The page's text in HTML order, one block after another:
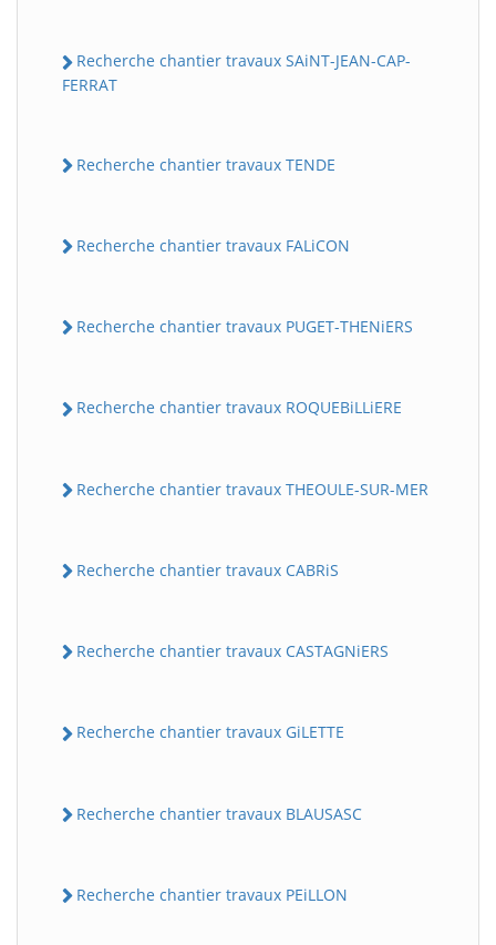
Recherche chantier travaux SAiNT-JEAN-CAP-
FERRAT
Recherche chantier travaux TENDE
Recherche chantier travaux FALiCON
Recherche chantier travaux PUGET-THENiERS
Recherche chantier travaux ROQUEBiLLiERE
Recherche chantier travaux THEOULE-SUR-MER
Recherche chantier travaux CABRiS
Recherche chantier travaux CASTAGNiERS
Recherche chantier travaux GiLETTE
Recherche chantier travaux BLAUSASC
Recherche chantier travaux PEiLLON